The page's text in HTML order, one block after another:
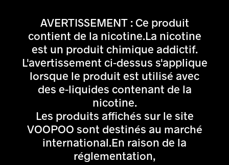
AVERTISSEMENT : Ce produit
contient de la nicotine.La nicotine
est un produit chimique addictif.
L'avertissement ci-dessus s'applique
lorsque le produit est utilisé avec
des e-liquides contenant de la
nicotine.
Les produits affichés sur le site
VOOPOO sont destinés au marché
international.En raison de la
réglementation,